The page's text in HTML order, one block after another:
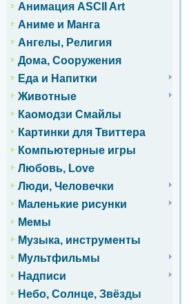
Анимация ASCII Art
Аниме и Манга
Ангелы, Религия
Дома, Сооружения
Еда и Напитки
Животные
Каомодзи Смайлы
Картинки для Твиттера
Компьютерные игры
Любовь, Love
Люди, Человечки
Маленькие рисунки
Мемы
Музыка, инструменты
Мультфильмы
Надписи
Небо, Солнце, Звёзды